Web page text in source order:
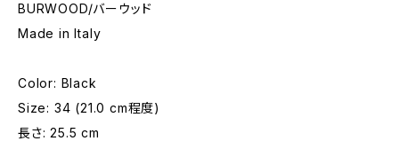
BURWOOD/バーウッド
Made in Italy
Color: Black
Size: 34 (21.0 cm程度)
長さ: 25.5 cm